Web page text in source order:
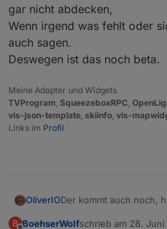
gar nicht abdecken,
Wenn irgend was fehlt oder
auch sagen.
Deswegen ist das noch beta.
Meine Adapter und Widgets
TVProgram SqueezeboxRPC
vis-json-template skiinfo vis-
Links im Profil
OliverIODer kommt auch noch,
die Hilfe war übrigens
B BoehserWolfschrieb am 28. Juni